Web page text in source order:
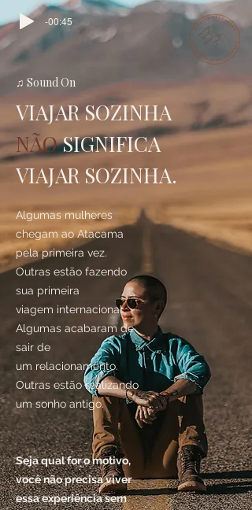
-00:45
♫ Sound On
VIAJAR SOZINHA
NÃOSIGNIFICA
VIAJAR SOZINHA.
Algumas mulheres
chegam ao Atacama
pela primeira vez.
Outras estão fazendo
sua primeira
viagem internacional.
Algumas acabaram de
sair de
um relacionamento.
Outras estão realizando
um sonho antigo.
Seja qual for o motivo,
você não precisa viver
essa experiência sem